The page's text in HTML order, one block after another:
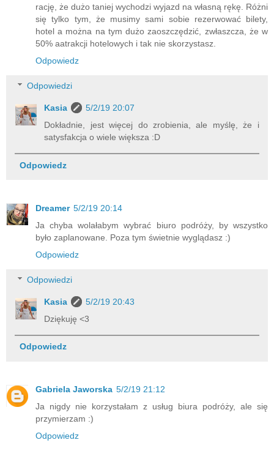
rację, że dużo taniej wychodzi wyjazd na własną rękę. Różni
się tylko tym, że musimy sami sobie rezerwować bilety,
hotel a można na tym dużo zaoszczędzić, zwłaszcza, że w
50% aatrakcji hotelowych i tak nie skorzystasz.
Odpowiedz
Odpowiedzi
Kasia
5/2/19 20:07
Dokładnie, jest więcej do zrobienia, ale myślę, że i
satysfakcja o wiele większa :D
Odpowiedz
Dreamer 5/2/19 20:14
Ja chyba wolałabym wybrać biuro podróży, by wszystko
było zaplanowane. Poza tym świetnie wyglądasz :)
Odpowiedz
Odpowiedzi
Kasia
5/2/19 20:43
Dziękuję <3
Odpowiedz
Gabriela Jaworska 5/2/19 21:12
Ja nigdy nie korzystałam z usług biura podróży, ale się
przymierzam :)
Odpowiedz